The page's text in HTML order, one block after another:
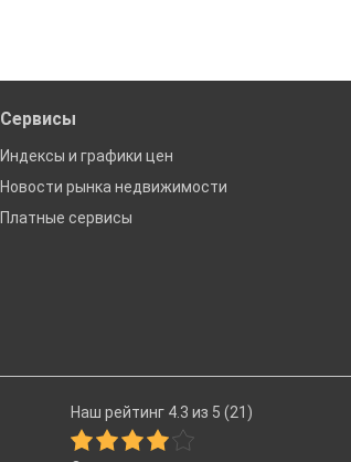
Сервисы
Индексы и графики цен
Новости рынка недвижимости
Платные сервисы
Наш рейтинг 4.3 из 5 (21)